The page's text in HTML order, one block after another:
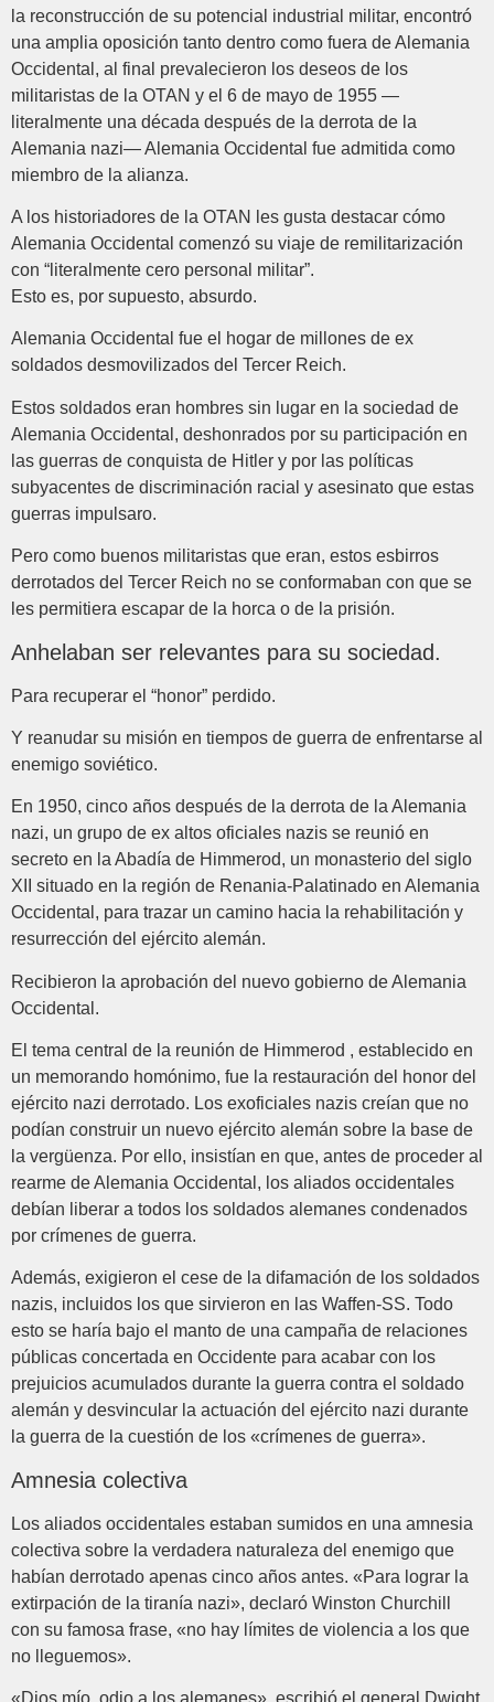
la reconstrucción de su potencial industrial militar, encontró
una amplia oposición tanto dentro como fuera de Alemania
Occidental, al final prevalecieron los deseos de los
militaristas de la OTAN y el 6 de mayo de 1955 —
literalmente una década después de la derrota de la
Alemania nazi— Alemania Occidental fue admitida como
miembro de la alianza.
A los historiadores de la OTAN les gusta destacar cómo
Alemania Occidental comenzó su viaje de remilitarización
con “literalmente cero personal militar”.
Esto es, por supuesto, absurdo.
Alemania Occidental fue el hogar de millones de ex
soldados desmovilizados del Tercer Reich.
Estos soldados eran hombres sin lugar en la sociedad de
Alemania Occidental, deshonrados por su participación en
las guerras de conquista de Hitler y por las políticas
subyacentes de discriminación racial y asesinato que estas
guerras impulsaro.
Pero como buenos militaristas que eran, estos esbirros
derrotados del Tercer Reich no se conformaban con que se
les permitiera escapar de la horca o de la prisión.
Anhelaban ser relevantes para su sociedad.
Para recuperar el “honor” perdido.
Y reanudar su misión en tiempos de guerra de enfrentarse al
enemigo soviético.
En 1950, cinco años después de la derrota de la Alemania
nazi, un grupo de ex altos oficiales nazis se reunió en
secreto en la Abadía de Himmerod, un monasterio del siglo
XII situado en la región de Renania-Palatinado en Alemania
Occidental, para trazar un camino hacia la rehabilitación y
resurrección del ejército alemán.
Recibieron la aprobación del nuevo gobierno de Alemania
Occidental.
El tema central de la reunión de Himmerod , establecido en
un memorando homónimo, fue la restauración del honor del
ejército nazi derrotado. Los exoficiales nazis creían que no
podían construir un nuevo ejército alemán sobre la base de
la vergüenza. Por ello, insistían en que, antes de proceder al
rearme de Alemania Occidental, los aliados occidentales
debían liberar a todos los soldados alemanes condenados
por crímenes de guerra.
Además, exigieron el cese de la difamación de los soldados
nazis, incluidos los que sirvieron en las Waffen-SS. Todo
esto se haría bajo el manto de una campaña de relaciones
públicas concertada en Occidente para acabar con los
prejuicios acumulados durante la guerra contra el soldado
alemán y desvincular la actuación del ejército nazi durante
la guerra de la cuestión de los «crímenes de guerra».
Amnesia colectiva
Los aliados occidentales estaban sumidos en una amnesia
colectiva sobre la verdadera naturaleza del enemigo que
habían derrotado apenas cinco años antes. «Para lograr la
extirpación de la tiranía nazi», declaró Winston Churchill
con su famosa frase, «no hay límites de violencia a los que
no lleguemos».